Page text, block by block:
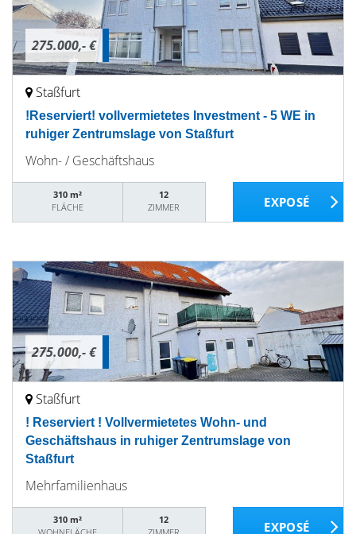
275.000,- €
Staßfurt
!Reserviert! vollvermietetes Investment - 5 WE in
ruhiger Zentrumslage von Staßfurt
Wohn- / Geschäftshaus
310 m²
FLÄCHE
12
ZIMMER
275.000,- €
Staßfurt
! Reserviert ! Vollvermietetes Wohn- und
Geschäftshaus in ruhiger Zentrumslage von
Staßfurt
Mehrfamilienhaus
310 m²
12